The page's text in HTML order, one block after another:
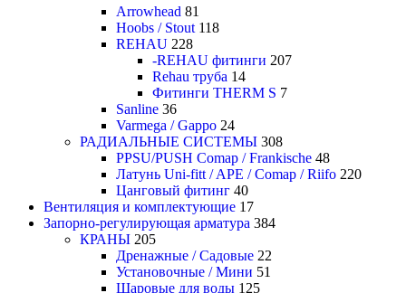
Arrowhead 81
Hoobs / Stout 118
REHAU 228
-REHAU фитинги 207
Rehau труба 14
Фитинги THERM S 7
Sanline 36
Varmega / Gappo 24
РАДИАЛЬНЫЕ СИСТЕМЫ 308
PPSU/PUSH Comap / Frankische 48
Латунь Uni-fitt / APE / Comap / Riifo 220
Цанговый фитинг 40
Вентиляция и комплектующие 17
Запорно-регулирующая арматура 384
КРАНЫ 205
Дренажные / Садовые 22
Установочные / Мини 51
Шаровые для воды 125